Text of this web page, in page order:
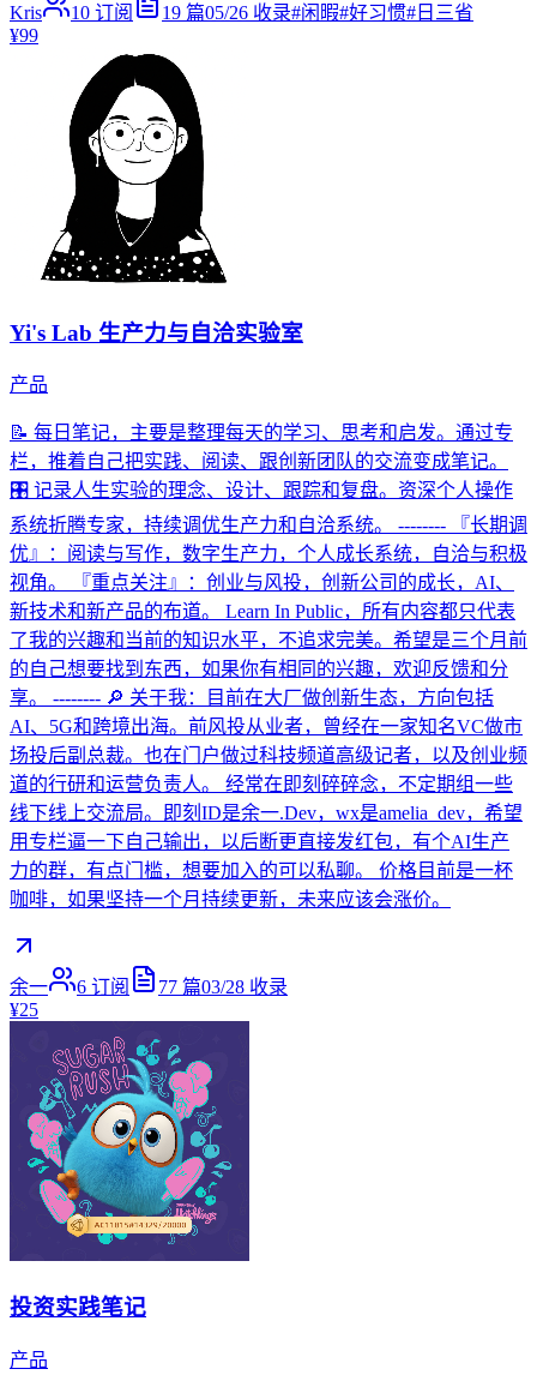
Kris 10 订阅 19 篇05/26 收录#闲暇#好习惯# 日三省
¥99
Yi's Lab 生产力与自洽实验室
产品
📝 每日笔记，主要是整理每天的学习、思考和启发。通过专
栏，推着自己把实践、阅读、跟创新团队的交流变成笔记。
🎛 记录人生实验的理念、设计、跟踪和复盘。资深个人操作
系统折腾专家，持续调优生产力和自洽系统。 -------- 『长期调
优』：阅读与写作，数字生产力，个人成长系统，自洽与积极
视角。 『重点关注』：创业与风投，创新公司的成长，AI、
新技术和新产品的布道。 Learn In Public，所有内容都只代表
了我的兴趣和当前的知识水平，不追求完美。希望是三个月前
的自己想要找到东西，如果你有相同的兴趣，欢迎反馈和分
享。 -------- 🔎 关于我：目前在大厂做创新生态，方向包括
AI、5G和跨境出海。前风投从业者，曾经在一家知名VC做市
场投后副总裁。也在门户做过科技频道高级记者，以及创业频
道的行研和运营负责人。 经常在即刻碎碎念，不定期组一些
线下线上交流局。即刻ID是余一.Dev，wx是amelia_dev，希望
用专栏逼一下自己输出，以后断更直接发红包，有个AI生产
力的群，有点门槛，想要加入的可以私聊。 价格目前是一杯
咖啡，如果坚持一个月持续更新，未来应该会涨价。
余一 6 订阅 77 篇03/28 收录
¥25
投资实践笔记
产品